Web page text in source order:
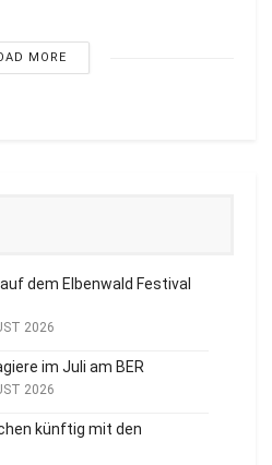
MORE
dem Elbenwald Festival
2026
im Juli am BER
2026
künftig mit den